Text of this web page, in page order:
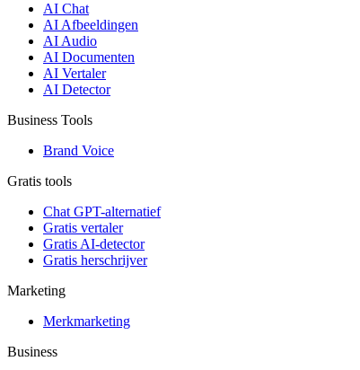
AI Chat
AI Afbeeldingen
AI Audio
AI Documenten
AI Vertaler
AI Detector
Business Tools
Brand Voice
Gratis tools
Chat GPT-alternatief
Gratis vertaler
Gratis AI-detector
Gratis herschrijver
Marketing
Merkmarketing
Business